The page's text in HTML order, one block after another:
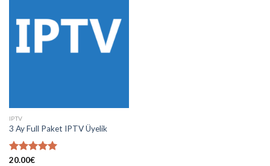
wishlist
IPTV
3 Ay Full Paket IPTV Üyelik
5 üzerinden
20.00€